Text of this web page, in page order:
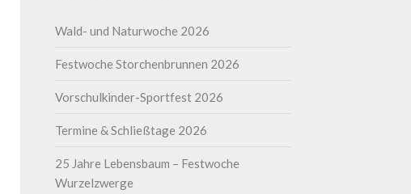
Wald- und Naturwoche 2026
Festwoche Storchenbrunnen 2026
Vorschulkinder-Sportfest 2026
Termine & Schließtage 2026
25 Jahre Lebensbaum – Festwoche
Wurzelzwerge